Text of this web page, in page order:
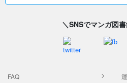
＼SNSでマンガ図
FAQ